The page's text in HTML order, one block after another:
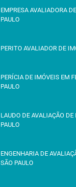
EMPRESA AVALIADORA
PAULO
PERITO AVALIADOR DE
PERÍCIA DE IMÓVEIS EM
PAULO
LAUDO DE AVALIAÇÃO
PAULO
ENGENHARIA DE
SÃO PAULO